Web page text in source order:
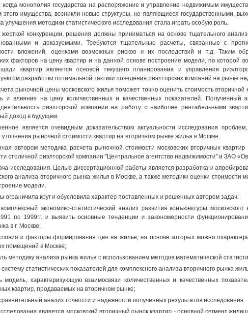
когда монополия государства на распоряжение и управление недвижимым
этого имущества, возникли новые структуры, не являющиеся государственными,
улучшения методики статистического исследования стала играть особую роль.
жесткой конкуренции, решения должны приниматься на основе тщательного
и доказуемыми. Требуются тщательные расчеты, связанные с
вложений, оценками возможных рисков и их последствий и т.д. Таким
факторов на цену квартир и на данной основе построение модели, по которой
квартир является основой текущего планирования и управления
разработки оптимальной тактики поведения риэлторских компаний на рынке
рыночной цены московского жилья поможет точно оценить стоимость вторичной
и влияние на цену количественных и качественных показателей. Полученный
риэлторской компании на работу с наиболее рентабельными
доход в будущем.
является очевидным доказательством актуальности исследования
рыночной стоимости квартир на вторичном рынке жилья в Москве.
автором методика расчета рыночной стоимости московских вторичных
столичной риэлторской компании "Центральное агентство недвижимости" и ЗАО
исследования. Целью диссертационной работы является разработка и
анализа вторичного рынка жилья в Москве, а также методики оценки стоимости
модели.
ограничила круг и обусловила характер поставленных и решенных автором задач:
экономико-статистический анализ развития конъюнктуры
по 1999гг. и выявить основные тенденции и закономерности
в г. Москве;
и факторы формирования цен на жилье, на основе которых можно
помещений в Москве;
методику анализа рынка жилья с использованием методов математической
систему статистических показателей для комплексного анализа вторичного рынка
модель, характеризующую взаимосвязи количественных и качественных
квартир, продаваемых на вторичном рынке;
анализ точности и надежности полученных результатов исследования.
является московский вторичный рынок квартир - основной сегмент